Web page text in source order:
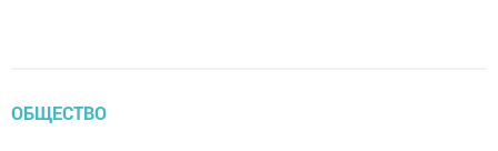
ОБЩЕСТВО